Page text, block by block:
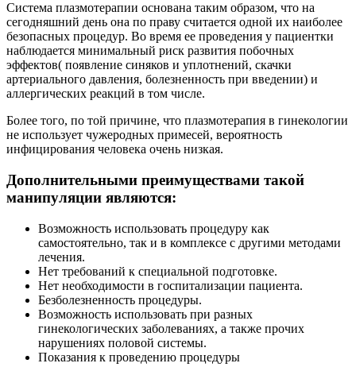
Лучший доктор! Только к ней!
Евгения, 19.02.2021
Отлично!
Приехала сюда после отвратительного приема
ночью в городской гинекологии. Там меня послали
прямым текстом с кровотечением длиной в 9 дней.
Приехала в Санталь утром, успокоили, сделали
необходимое обследование, назначили адекватное
Николаевне. Цены низкие, по сравнению с Москвой,
что вообще огромный плюс. 10/10! Было бы больше
Ангелина, 22.09.2020
Отлично!
Пришла по отзывам к Давиденко Ольге Николаевне,
не разочарована. Давно не встречала такого
приятного и адекватного доктора, корректное и
грамотное общение по существу без воды, чувство
юмора, внешность шикарная. Клинике совет — не
отпустить такого специалиста.
Система плазмотерапии основана таким образом, что на
сегодняшний день она по праву считается одной их наиболее
безопасных процедур. Во время ее проведения у пациентки
наблюдается минимальный риск развития побочных
эффектов( появление синяков и уплотнений, скачки
артериального давления, болезненность при введении) и
аллергических реакций в том числе.
Более того, по той причине, что плазмотерапия в гинекологии
не использует чужеродных примесей, вероятность
инфицирования человека очень низкая.
Дополнительными преимуществами такой
манипуляции являются:
Возможность использовать процедуру как
самостоятельно, так и в комплексе с другими методами
лечения.
Нет требований к специальной подготовке.
Нет необходимости в госпитализации пациента.
Безболезненность процедуры.
Возможность использовать при разных
гинекологических заболеваниях, а также прочих
нарушениях половой системы.
Показания к проведению процедуры